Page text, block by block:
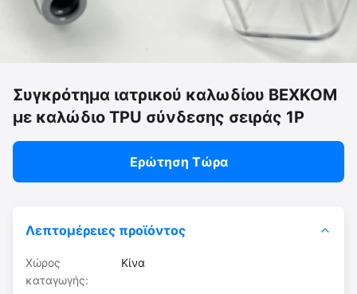
Συγκρότημα ιατρικού καλωδίου BEXKOM
με καλώδιο TPU σύνδεσης σειράς 1P
Ερώτηση Τώρα
Λεπτομέρειες προϊόντος
Χώρος
καταγωγής:
Κίνα